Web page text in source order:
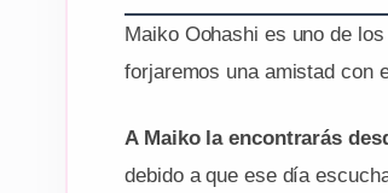
Maiko Oohashi es uno de
forjaremos una amistad con
A Maiko la encontrarás
debido a que ese día